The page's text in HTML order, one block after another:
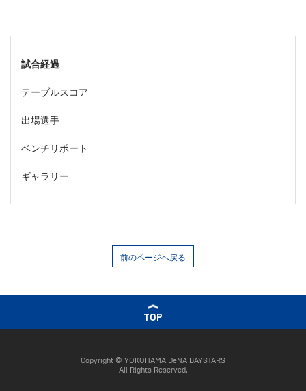
試合経過
テーブルスコア
出場選手
ベンチリポート
ギャラリー
前のページへ戻る
TOP
Copyright © YOKOHAMA DeNA BAYSTARS
All Rights Reserved.